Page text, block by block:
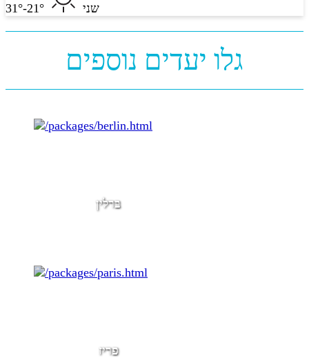
שני 21°-31°
גלו יעדים נוספים
ברלין
פריז